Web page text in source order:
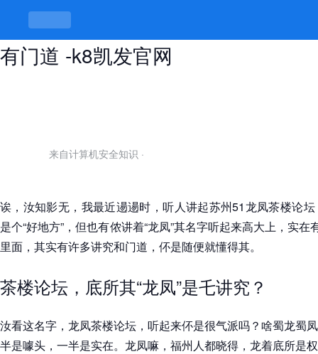
苏州51龙凤茶楼论坛，龙凤呈祥也
有门道 -k8凯发官网
来自计算机安全知识 ·
诶，汝知影无，我最近逿逿时，听人讲起苏州51龙凤茶楼论
是个“好地方”，但也有侬讲着“龙凤”其名字听起来高大上，实在
里面，其实有许多讲究和门道，伓是随便就懂得其。
茶楼论坛，底所其“龙凤”是乇讲究？
汝看这名字，龙凤茶楼论坛，听起来伓是很气派吗？啥蜀龙蜀
半是噱头，一半是实在。龙凤嘛，福州人都晓得，龙着底所是